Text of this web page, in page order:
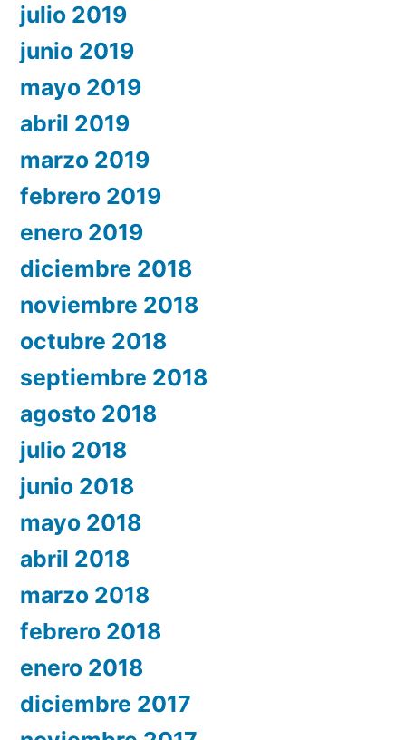
julio 2019
junio 2019
mayo 2019
abril 2019
marzo 2019
febrero 2019
enero 2019
diciembre 2018
noviembre 2018
octubre 2018
septiembre 2018
agosto 2018
julio 2018
junio 2018
mayo 2018
abril 2018
marzo 2018
febrero 2018
enero 2018
diciembre 2017